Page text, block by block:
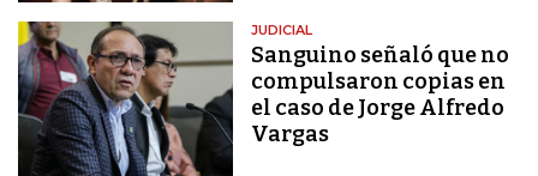
JUDICIAL
Sanguino señaló que no
compulsaron copias en
el caso de Jorge Alfredo
Vargas